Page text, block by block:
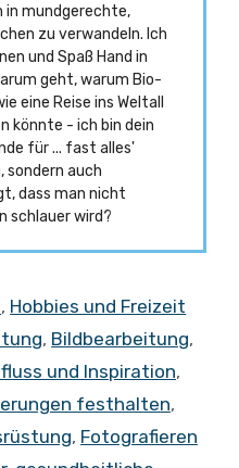
in mundgerechte,
zu verwandeln. Ich
und Spaß Hand in
geht, warum Bio-
eine Reise ins Weltall
könnte - ich bin dein
für ... fast alles'
sondern auch
dass man nicht
schlauer wird?
, Hobbies und Freizeit
, Bildbearbeitung,
und Inspiration,
festhalten,
, Fotografieren